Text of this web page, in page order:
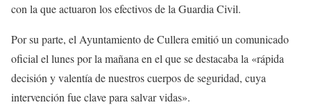
con la que actuaron los efectivos de la Guardia Civil.
Por su parte, el Ayuntamiento de Cullera emitió un comunicado
oficial el lunes por la mañana en el que se destacaba la «rápida
decisión y valentía de nuestros cuerpos de seguridad, cuya
intervención fue clave para salvar vidas».